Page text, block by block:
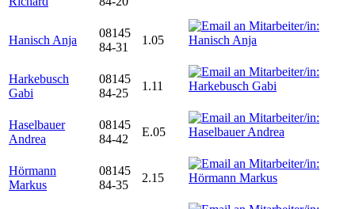
Hanisch Anja
08145
84-31
1.05
Harkebusch
Gabi
08145
84-25
1.11
Haselbauer
Andrea
08145
84-42
E.05
Hörmann
Markus
08145
84-35
2.15